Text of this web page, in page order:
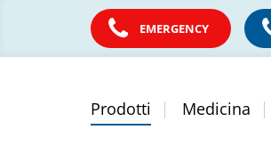
EMERGENCY
Prodotti Medicina